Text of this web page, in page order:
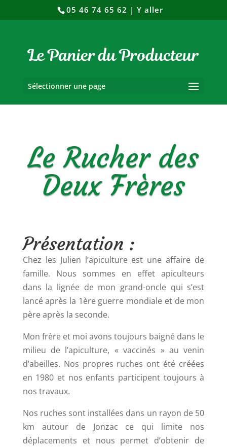
05 46 74 65 62 | Y aller
Sélectionner une page
Le Rucher des
Deux Frères
Présentation :
Chez les Julien l’apiculture est une affaire de
famille. Nous sommes en effet apiculteurs
dans la lignée de mon grand-oncle qui s’est
lancé après la 1ère guerre mondiale et de mon
père après la seconde.
Mon frère et moi avons toujours baigné dans le
milieu de l’apiculture, « vaccinés » au venin
d’abeilles. Nos propres ruches ont été créées
en 1980 et nos enfants participent toujours à
nos travaux.
Nos ruches sont installées dans un rayon de 50
km autour de Jonzac ce qui limite nos
déplacements et nous permet d’obtenir de